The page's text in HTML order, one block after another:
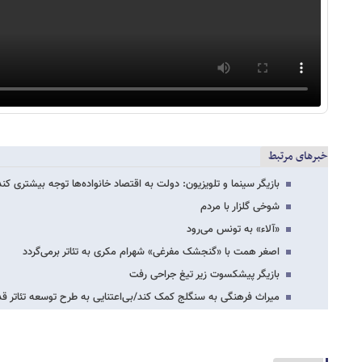
خبرهای مرتبط
بازیگر سینما و تلویزیون: دولت به اقتصاد خانواده‌ها توجه بیشتری
شوخی گلزار با مردم
«آلاء» به تونس می‌رود
اصغر همت با «گنجشک مفرغی» شهرام مکری به تئاتر برمی‌گردد
بازیگر پیشکسوت زیر تیغ جراحی رفت
میراث فرهنگی به سنگلج کمک کند/بی‌اعتنایی به طرح توسعه تئاتر